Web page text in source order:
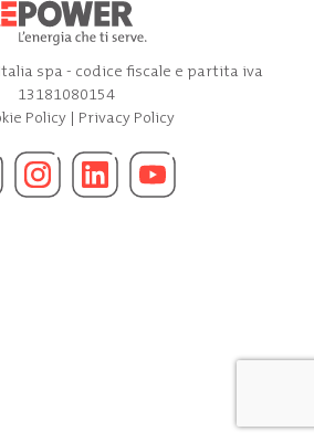
spa - codice fiscale e partita iva
13181080154
Policy| Privacy Policy